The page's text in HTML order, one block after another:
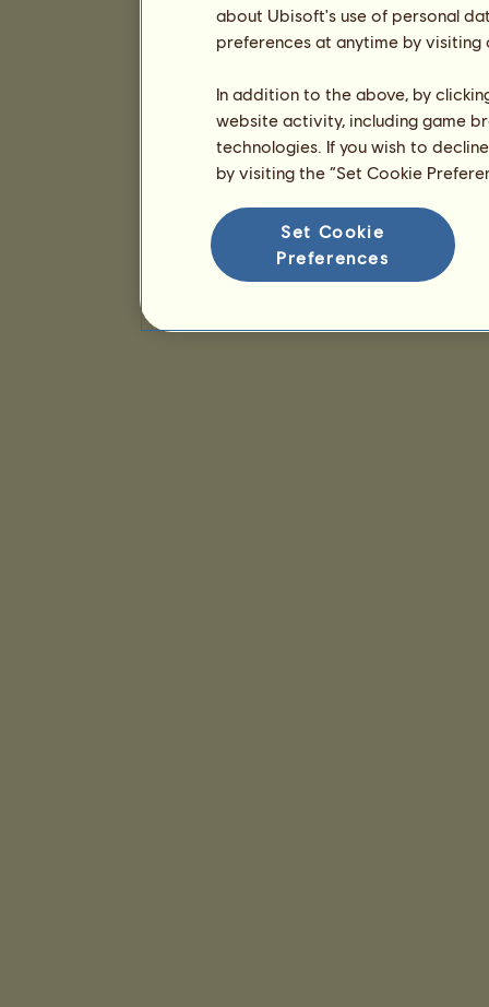
about Ubisoft's use of personal
preferences at anytime by
In addition to the above, by
website activity, including game
technologies. If you wish to
by visiting the “Set Cookie
Set Cookie
Preferences